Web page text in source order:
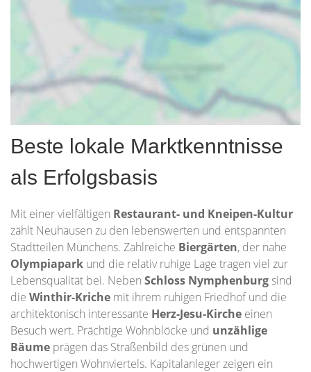
Beste lokale Marktkenntnisse
als Erfolgsbasis
Mit einer vielfältigen Restaurant- und Kneipen-Kultur
zählt Neuhausen zu den lebenswerten und entspannten
Stadtteilen Münchens. Zahlreiche Biergärten, der nahe
Olympiapark und die relativ ruhige Lage tragen viel zur
Lebensqualität bei. Neben Schloss Nymphenburgsind
die Winthir-Kriche mit ihrem ruhigen Friedhof und die
architektonisch interessante Herz-Jesu-Kirche einen
Besuch wert. Prächtige Wohnblöcke und unzählige
Bäume prägen das Straßenbild des grünen und
hochwertigen Wohnviertels. Kapitalanleger zeigen ein